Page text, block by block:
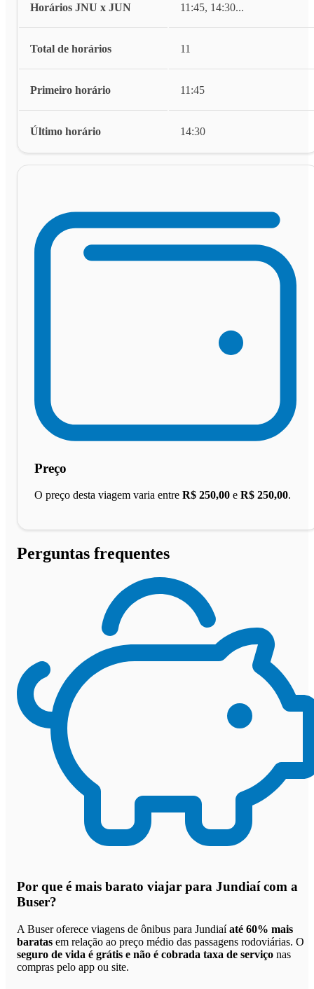
Horários JNU x JUN 11:45, 14:30...
Total de horários 11
Primeiro horário 11:45
Último horário 14:30
Preço
O preço desta viagem varia entre R$ 250,00 e R$ 250,00.
Perguntas frequentes
Por que é mais barato viajar para Jundiaí com a
Buser?
A Buser oferece viagens de ônibus para Jundiaíaté 60% mais
baratas em relação ao preço médio das passagens rodoviárias. O
seguro de vida é grátis e não é cobrada taxa de serviço nas
compras pelo app ou site.